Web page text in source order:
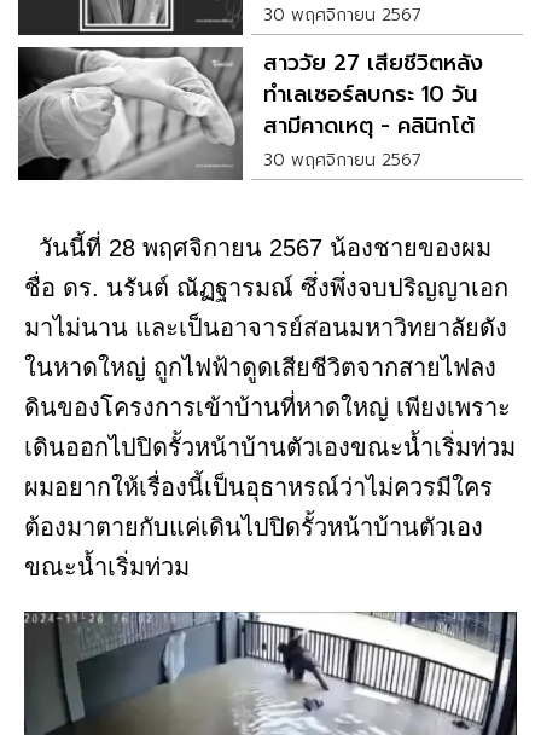
30 พฤศจิกายน 2567
สาววัย 27 เสียชีวิตหลัง
ทำเลเซอร์ลบกระ 10 วัน
สามีคาดเหตุ - คลินิกโต้
ทันที
30 พฤศจิกายน 2567
วันนี้ที่ 28 พฤศจิกายน 2567 น้องชายของผม
ชื่อ ดร. นรันต์ ณัฏฐารมณ์ ซึ่งพึ่งจบปริญญาเอก
มาไม่นาน และเป็นอาจารย์สอนมหาวิทยาลัยดัง
ในหาดใหญ่ ถูกไฟฟ้าดูดเสียชีวิตจากสายไฟลง
ดินของโครงการเข้าบ้านที่หาดใหญ่ เพียงเพราะ
เดินออกไปปิดรั้วหน้าบ้านตัวเองขณะน้ำเริ่มท่วม
ผมอยากให้เรื่องนี้เป็นอุธาหรณ์ว่าไม่ควรมีใคร
ต้องมาตายกับแค่เดินไปปิดรั้วหน้าบ้านตัวเอง
ขณะน้ำเริ่มท่วม